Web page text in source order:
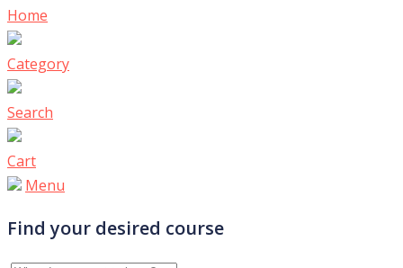
Home
Category
Search
Cart
Menu
Find your desired course